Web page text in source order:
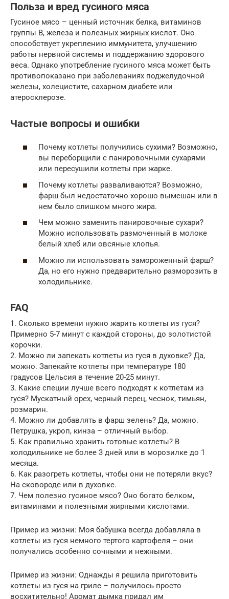
Польза и вред гусиного мяса
Гусиное мясо – ценный источник белка, витаминов
группы B, железа и полезных жирных кислот. Оно
способствует укреплению иммунитета, улучшению
работы нервной системы и поддержанию здорового
веса. Однако употребление гусиного мяса может быть
противопоказано при заболеваниях поджелудочной
железы, холецистите, сахарном диабете или
атеросклерозе.
Частые вопросы и ошибки
Почему котлеты получились сухими? Возможно,
вы переборщили с панировочными сухарями
или пересушили котлеты при жарке.
Почему котлеты разваливаются? Возможно,
фарш был недостаточно хорошо вымешан или в
нем было слишком много жира.
Чем можно заменить панировочные сухари?
Можно использовать размоченный в молоке
белый хлеб или овсяные хлопья.
Можно ли использовать замороженный фарш?
Да, но его нужно предварительно разморозить в
холодильнике.
FAQ
1. Сколько времени нужно жарить котлеты из гуся?
Примерно 5-7 минут с каждой стороны, до золотистой
корочки.
2. Можно ли запекать котлеты из гуся в духовке? Да,
можно. Запекайте котлеты при температуре 180
градусов Цельсия в течение 20-25 минут.
3. Какие специи лучше всего подходят к котлетам из
гуся? Мускатный орех, черный перец, чеснок, тимьян,
розмарин.
4. Можно ли добавлять в фарш зелень? Да, можно.
Петрушка, укроп, кинза – отличный выбор.
5. Как правильно хранить готовые котлеты? В
холодильнике не более 3 дней или в морозилке до 1
месяца.
6. Как разогреть котлеты, чтобы они не потеряли вкус?
На сковороде или в духовке.
7. Чем полезно гусиное мясо? Оно богато белком,
витаминами и полезными жирными кислотами.
Пример из жизни: Моя бабушка всегда добавляла в
котлеты из гуся немного тертого картофеля – они
получались особенно сочными и нежными.
Пример из жизни: Однажды я решила приготовить
котлеты из гуся на гриле – получилось просто
восхитительно! Аромат дымка придал им